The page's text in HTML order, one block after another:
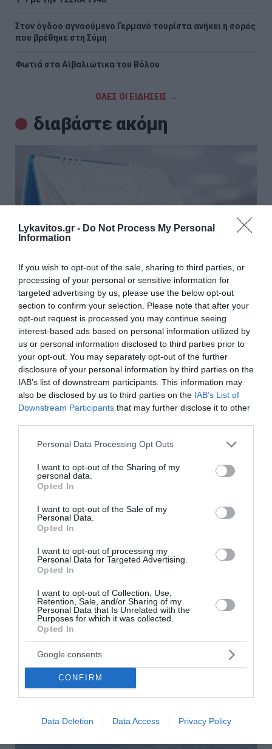
Lykavitos.gr - Do Not Process My Personal
Information
If you wish to opt-out of the sale, sharing to third parties, or
processing of your personal or sensitive information for
targeted advertising by us, please use the below opt-out
section to confirm your selection. Please note that after your
opt-out request is processed you may continue seeing
interest-based ads based on personal information utilized by
us or personal information disclosed to third parties prior to
your opt-out. You may separately opt-out of the further
disclosure of your personal information by third parties on the
IAB’s list of downstream participants. This information may
also be disclosed by us to third parties on the IAB’s List of
Downstream Participants that may further disclose it to other
Please note that this website/app uses one or more Google
not limited to your visit or usage behaviour. You may click to
grant or deny consent to Google and its third-party tags to
use your data for below specified purposes in below Google
consent section.
Personal Data Processing Opt Outs
I want to opt-out of the Sharing of my
personal data.
Opted In
I want to opt-out of the Sale of my
Personal Data.
Opted In
I want to opt-out of processing my
Personal Data for Targeted Advertising.
Opted In
I want to opt-out of Collection, Use,
Retention, Sale, and/or Sharing of my
Personal Data that Is Unrelated with the
Purposes for which it was collected.
Opted In
Google consents
CONFIRM
Data Deletion Data Access Privacy Policy
Στον όγδοο αγνοούμενο Γερμανό τουρίστα ανήκει η σορός
που βρέθηκε στη Σύμη
Φωτιά στα Αϊβαλιώτικα του Βόλου
ΟΛΕΣ ΟΙ ΕΙΔΗΣΕΙΣ →
διαβάστε ακόμη
Εορτολόγιο: Ποιοι γιορτάζουν σήμερα
Σήμερα, Πέμπτη 6 Αυγούστου, γιορτάζουν οι: Σωτήριος,
Σωτήρης, Σώτος, Σώτης, Σωτηρία, Σωτήρω, Σωτία
Ευμορφία, Μορφούλα
06 Αυγούστου 2026
Στον όγδοο αγνοούμενο Γερμανό τουρίστα
ανήκει η σορός που βρέθηκε στη Σύμη
Στον όγδοο Γερμανό τουρίστα, τα ίχνη του οποίου
αγνοούνταν από το απόγευμα της Κυριακής, ανήκει
τελικά η σορός που εντοπίστηκε τις πρωινές ώρες της
Τετάρτης, στη θαλάσσια περιοχή δ...